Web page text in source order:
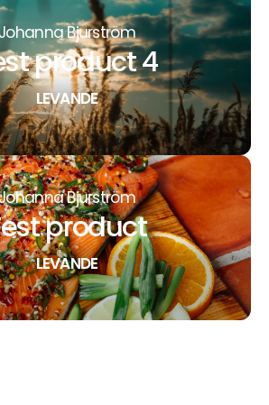
Johanna Bjurström
product 4
LEVANDE
Bjurström
product
LEVANDE